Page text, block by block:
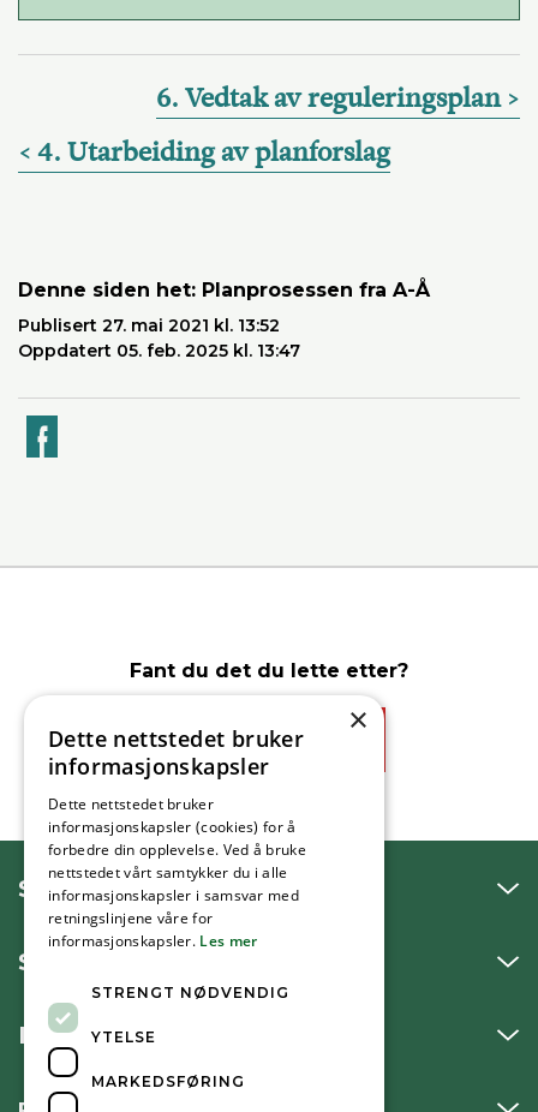
6. Vedtak av reguleringsplan
4. Utarbeiding av planforslag
Denne siden het: Planprosessen fra A-Å
Publisert 27. mai 2021 kl. 13:52
Oppdatert 05. feb. 2025 kl. 13:47
Fant du det du lette etter?
Ja
SNAKK MED OSS
SKRIV TIL OSS
BESØK OSS
×
Dette nettstedet bruker
informasjonskapsler
Dette nettstedet bruker
informasjonskapsler (cookies) for å
forbedre din opplevelse. Ved å bruke
nettstedet vårt samtykker du i alle
informasjonskapsler i samsvar med
retningslinjene våre for
informasjonskapsler. Les mer
STRENGT NØDVENDIG
YTELSE
MARKEDSFØRING